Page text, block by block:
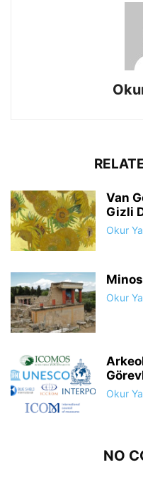
Van
Gizli
Okur
Minos
Okur
Okur
NO